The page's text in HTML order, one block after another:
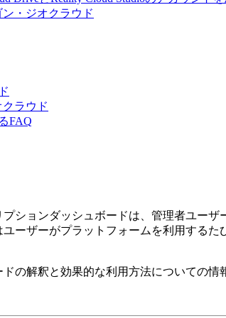
・ジオクラウド
ラウド
FAQ
プションダッシュボードは、管理者ユー
ーザーがプラットフォームを利用する
の解釈と効果的な利用方法についての情